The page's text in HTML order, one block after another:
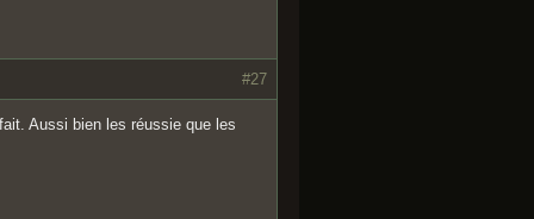
#27
Aussi bien les réussie que les